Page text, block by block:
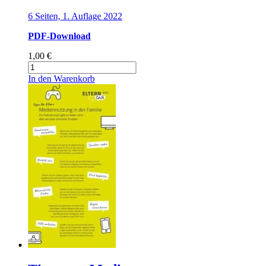
6 Seiten, 1. Auflage 2022
PDF-Download
1,00 €
Tipps
für
Eltern
gesunden
Aufwachsen
5-
sprachig
Menge
In den Warenkorb